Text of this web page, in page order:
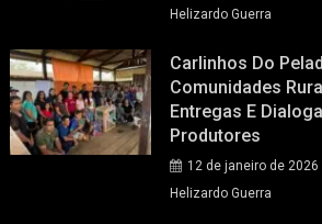
Helizardo Guerra
Carlinhos Do
Comunidades
Entregas E
Produtores
12 de janeiro de 2026
Helizardo Guerra